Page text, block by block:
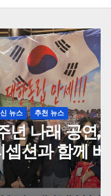
회 미주 한
로야 홀 가